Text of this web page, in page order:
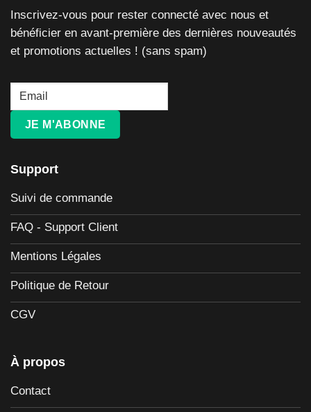
Inscrivez-vous pour rester connecté avec nous et
bénéficier en avant-première des dernières nouveautés
et promotions actuelles ! (sans spam)
JE M'ABONNE
Support
Suivi de commande
FAQ - Support Client
Mentions Légales
Politique de Retour
CGV
À propos
Contact